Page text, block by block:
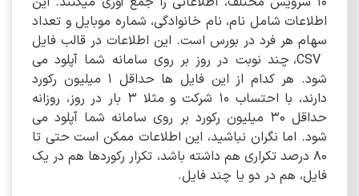
اطلاعات شامل نام، نام خانوادگی، شماره موبایل و تعداد
سهام هر فرد در بورس است. این اطلاعات در قالب فایل
CSV، چند نوبت در روز بر روی سامانه شما آپلود می
شود. هر کدام از این فایل ها حداقل 1 میلیون رکورد
دارند، با احتساب 10 شرکت و مثلا 3 بار در روز، روزانه
حداقل 30 میلیون رکورد بر روی سامانه شما آپلود می
شود. اما نگران نباشید، این اطلاعات ممکن است حتی تا
80 درصد تکراری هم داشته باشد، تکرار رکوردها هم در یک
فایل، هم در دو یا چند فایل.